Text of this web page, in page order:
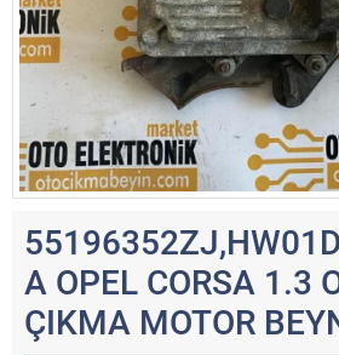
A OPEL CORSA 1.3
ÇIKMA MOTOR